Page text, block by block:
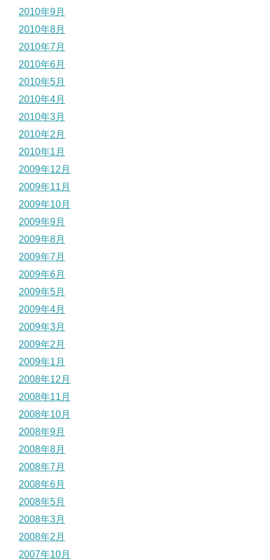
2010年9月
2010年8月
2010年7月
2010年6月
2010年5月
2010年4月
2010年3月
2010年2月
2010年1月
2009年12月
2009年11月
2009年10月
2009年9月
2009年8月
2009年7月
2009年6月
2009年5月
2009年4月
2009年3月
2009年2月
2009年1月
2008年12月
2008年11月
2008年10月
2008年9月
2008年8月
2008年7月
2008年6月
2008年5月
2008年3月
2008年2月
2007年10月